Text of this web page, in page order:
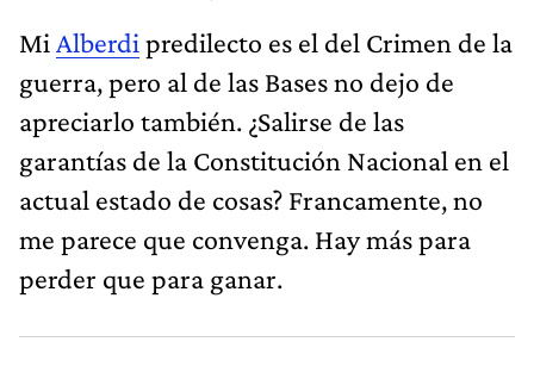
Mi Alberdi predilecto es el del Crimen de la
guerra, pero al de las Bases no dejo de
apreciarlo también. ¿Salirse de las
garantías de la Constitución Nacional en el
actual estado de cosas? Francamente, no
me parece que convenga. Hay más para
perder que para ganar.